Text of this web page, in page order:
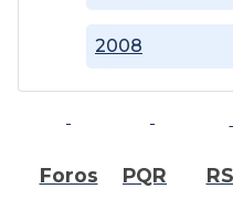
2008
Foros PQR